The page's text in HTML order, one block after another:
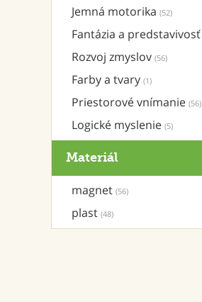
Jemná motorika (52)
Fantázia a predstavivosť
Rozvoj zmyslov (56)
Farby a tvary (1)
Priestorové vnímanie (56)
Logické myslenie (5)
Materiál
magnet (56)
plast (48)